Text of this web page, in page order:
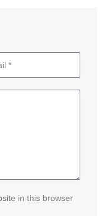
in this browser